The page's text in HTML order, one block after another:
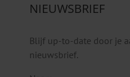
NIEUWSBRIEF
Blijf up-to-date door je
nieuwsbrief.